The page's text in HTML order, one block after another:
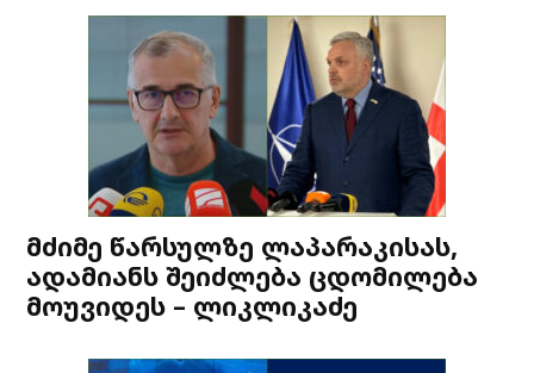
მძიმე წარსულზე ლაპარაკისას,
ადამიანს შეიძლება ცდომილება
მოუვიდეს – ლიკლიკაძე